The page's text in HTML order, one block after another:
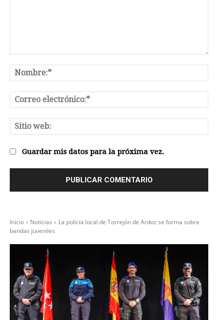
Guardar mis datos para la próxima vez.